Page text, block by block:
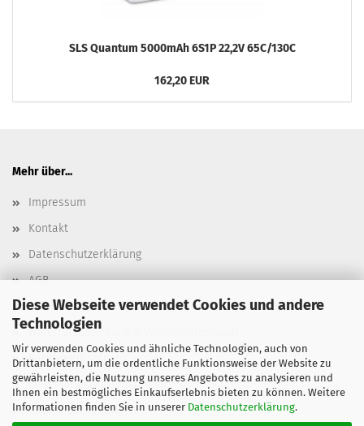
Diese Webseite verwendet Cookies und andere
Technologien
Wir verwenden Cookies und ähnliche Technologien, auch von
Drittanbietern, um die ordentliche Funktionsweise der Website zu
gewährleisten, die Nutzung unseres Angebotes zu analysieren und
Ihnen ein bestmögliches Einkaufserlebnis bieten zu können. Weitere
Informationen finden Sie in unserer Datenschutzerklärung.
SLS Quantum 5000mAh 6S1P 22,2V 65C/130C
162,20 EUR
Mehr über...
Impressum
Kontakt
Datenschutzerklärung
AGB
Versand- & Zahlungsbedingungen, Versandkosten
Widerrufsbelehrung & Widerrufsformular
Batterieentsorgung
Elektroaltgeräteentsorgung
Cookie Einstellungen